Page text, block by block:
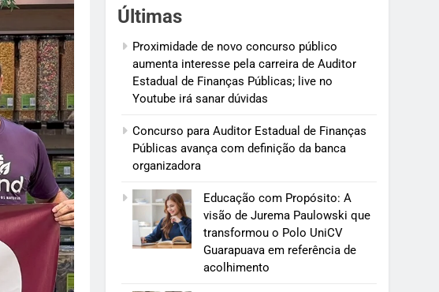
Últimas
Proximidade de novo concurso público
aumenta interesse pela carreira de Auditor
Estadual de Finanças Públicas; live no
Youtube irá sanar dúvidas
Concurso para Auditor Estadual de Finanças
Públicas avança com definição da banca
organizadora
Educação com Propósito: A
visão de Jurema Paulowski que
transformou o Polo UniCV
Guarapuava em referência de
acolhimento